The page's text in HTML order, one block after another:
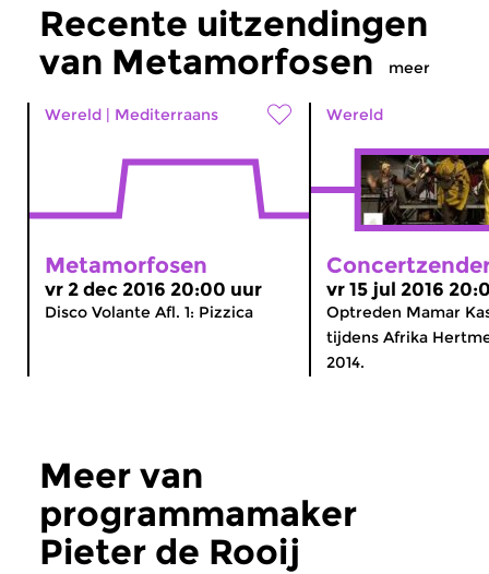
Recente uitzendingen
van Metamorfosen
meer
Wereld | Mediterraans
Metamorfosen
vr 2 dec 2016 20:00 uur
Disco Volante Afl. 1: Pizzica
Wereld
vr 15 jul 2016
Optreden Mamar
tijdens Afrika
2014.
Meer van
programmamaker
Pieter de Rooij